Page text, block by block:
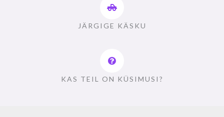
JÄRGIGE KÄSKU
KAS TEIL ON KÜSIMUSI?